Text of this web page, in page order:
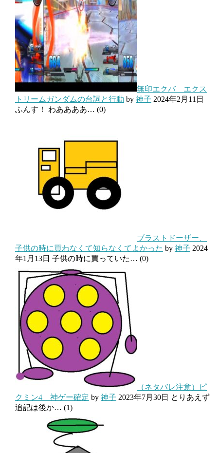
無印エクバ エクス
トリームガンダムの台詞と行動 by 神子 2024年2月11日
ふんす！ わああああ… (0)
ブラストドーザー、
子供の時に買わなくて知らなくてよかった by 神子 2024
年1月13日 子供の時に買っていた… (0)
（ネタバレ注意）ピ
クミン4 神ゲー確定 by 神子 2023年7月30日 とりあえず
追記は後か… (1)